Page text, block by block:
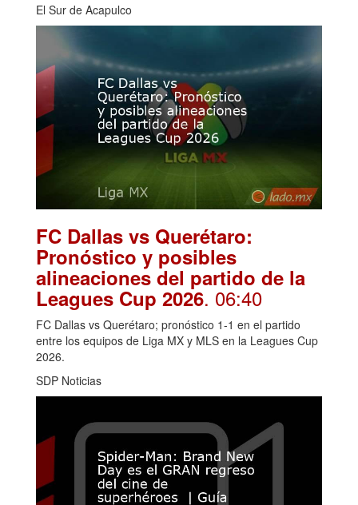
El Sur de Acapulco
FC Dallas vs Querétaro:
Pronóstico y posibles
alineaciones del partido de la
Leagues Cup 2026. 06:40
FC Dallas vs Querétaro; pronóstico 1-1 en el partido
entre los equipos de Liga MX y MLS en la Leagues Cup
2026.
SDP Noticias